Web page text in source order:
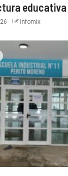
educativa
Infomix